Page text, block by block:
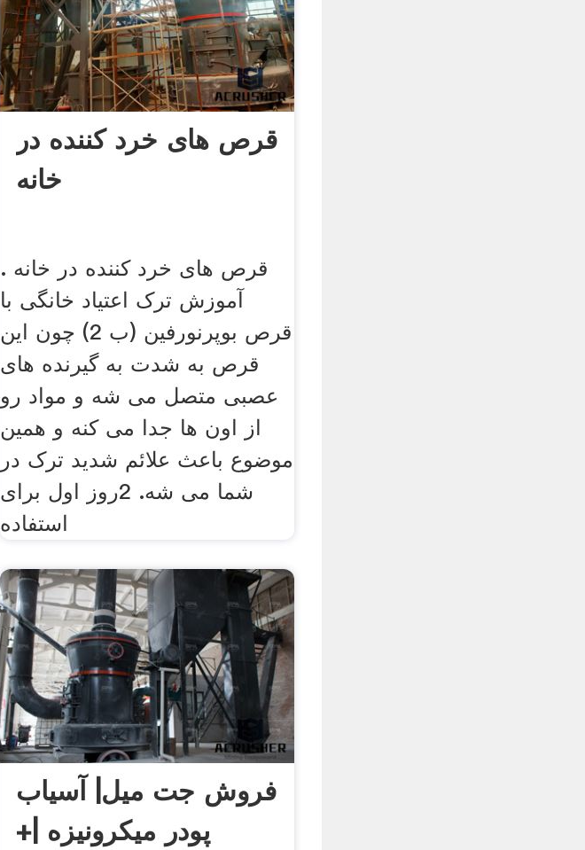
قرص های خرد کننده در
خانه
قرص های خرد کننده در خانه .
آموزش ترک اعتیاد خانگی با
قرص بوپرنورفین (ب 2) چون این
قرص به شدت به گیرنده های
عصبی متصل می شه و مواد رو
از اون ها جدا می کنه و همین
موضوع باعث علائم شدید ترک در
شما می شه. 2روز اول برای
استفاده
فروش جت میل| آسیاب
پودر میکرونیزه |+